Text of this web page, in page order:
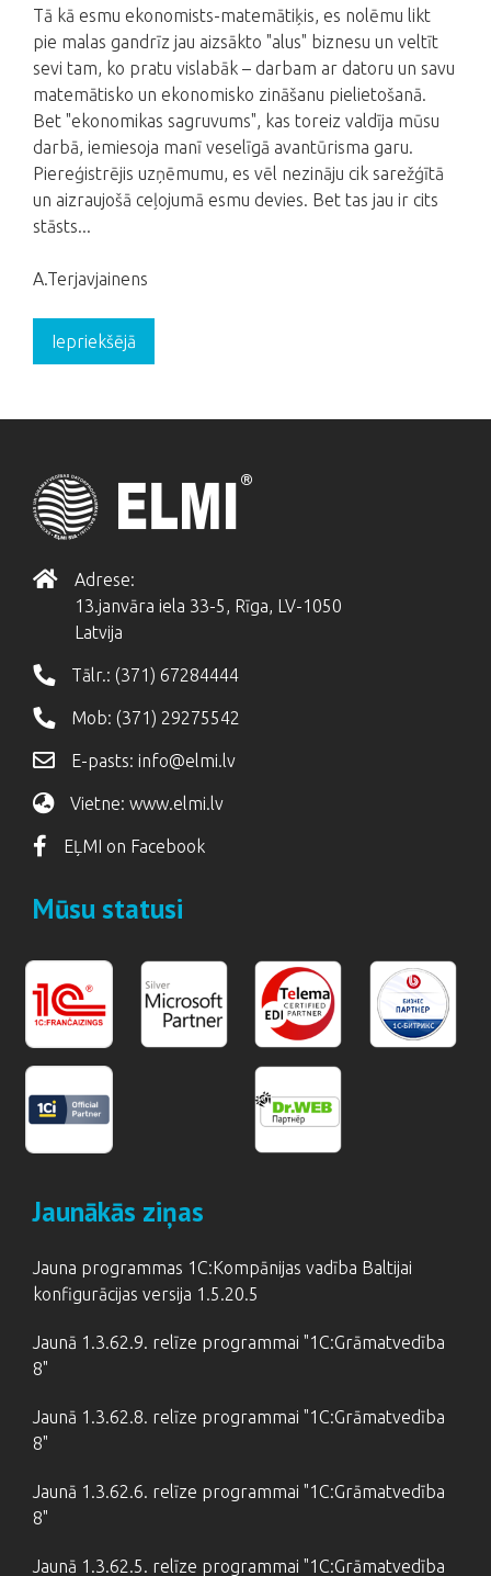
Tā kā esmu ekonomists-matemātiķis, es nolēmu likt
pie malas gandrīz jau aizsākto "alus" biznesu un veltīt
sevi tam, ko pratu vislabāk – darbam ar datoru un savu
matemātisko un ekonomisko zināšanu pielietošanā.
Bet "ekonomikas sagruvums", kas toreiz valdīja mūsu
darbā, iemiesoja manī veselīgā avantūrisma garu.
Piereģistrējis uzņēmumu, es vēl nezināju cik sarežģītā
un aizraujošā ceļojumā esmu devies. Bet tas jau ir cits
stāsts...
A.Terjavjainens
Iepriekšējā
Adrese:
13.janvāra iela 33-5, Rīga, LV-1050
Latvija
Tālr.: (371) 67284444
Mob: (371) 29275542
E-pasts: info@elmi.lv
Vietne: www.elmi.lv
EĻMI on Facebook
Mūsu statusi
Jaunākās ziņas
Jauna programmas 1C:Kompānijas vadība Baltijai
konfigurācijas versija 1.5.20.5
Jaunā 1.3.62.9. relīze programmai "1C:Grāmatvedība
8"
Jaunā 1.3.62.8. relīze programmai "1C:Grāmatvedība
8"
Jaunā 1.3.62.6. relīze programmai "1C:Grāmatvedība
8"
Jaunā 1.3.62.5. relīze programmai "1C:Grāmatvedība